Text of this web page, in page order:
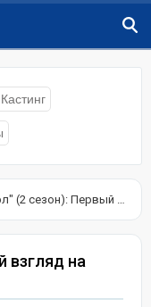
Кастинг
Первый взгляд на Стража
взгляд на